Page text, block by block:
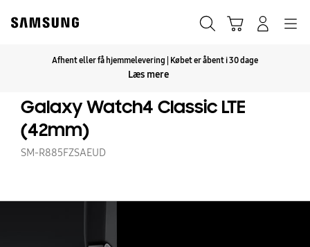
content
Afhent eller få hjemmelevering | Købet er åbent i 30 dage
Læs mere
Galaxy Watch4 Classic LTE
(42mm)
SM-R885FZSAEUD